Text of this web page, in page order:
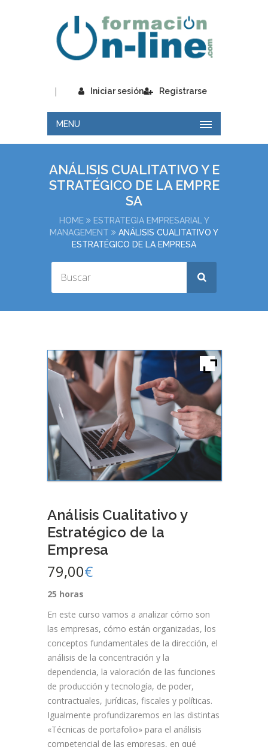
Iniciar sesión
| Registrarse
MENU
ANÁLISIS CUALITATIVO Y E
STRATÉGICO DE LA EMPRE
SA
HOME
ESTRATEGIA EMPRESARIAL Y
MANAGEMENT
ANÁLISIS CUALITATIVO Y
ESTRATÉGICO DE LA EMPRESA
Análisis Cualitativo y
Estratégico de la
Empresa
79,00€
25 horas
En este curso vamos a analizar cómo son
las empresas, cómo están organizadas, los
conceptos fundamentales de la dirección, el
análisis de la concentración y la
dependencia, la valoración de las funciones
de producción y tecnología, de poder,
contractuales, jurídicas, fiscales y políticas.
Igualmente profundizaremos en las distintas
«Técnicas de portafolio» para el análisis
competencial de las empresas, en qué